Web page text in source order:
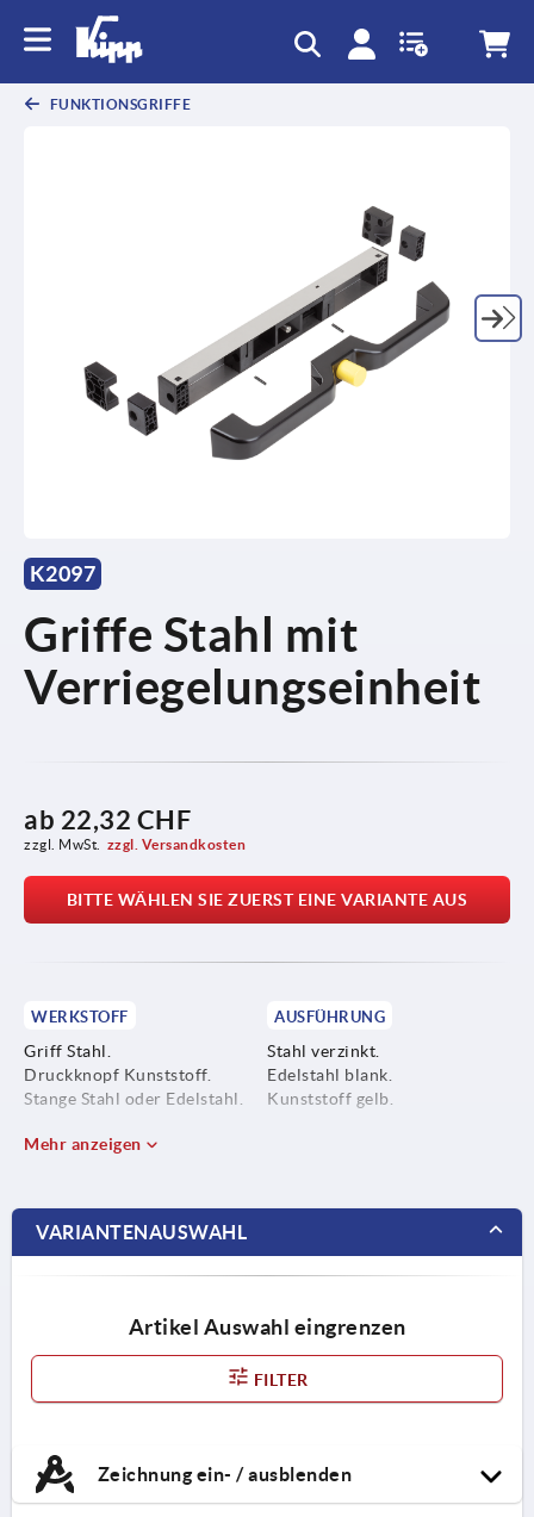
FUNKTIONSGRIFFE
K2097
Griffe Stahl mit
Verriegelungseinheit
ab 22,32 CHF
zzgl. MwSt. zzgl. Versandkosten
BITTE WÄHLEN SIE ZUERST EINE VARIANTE AUS
WERKSTOFF
Griff Stahl.
Druckknopf Kunststoff.
Stange Stahl oder Edelstahl.
AUSFÜHRUNG
Stahl verzinkt.
Edelstahl blank.
Kunststoff gelb.
Mehr anzeigen
VARIANTENAUSWAHL
Artikel Auswahl eingrenzen
FILTER
Zeichnung ein- / ausblenden